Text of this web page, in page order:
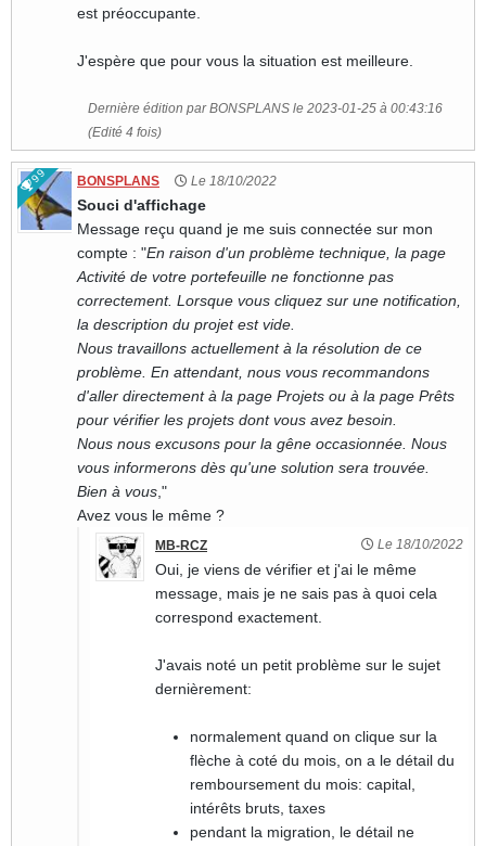
est préoccupante.
J'espère que pour vous la situation est meilleure.
Dernière édition par BONSPLANS le 2023-01-25 à 00:43:16
(Edité 4 fois)
99 BONSPLANS Le 18/10/2022
Souci d'affichage
Message reçu quand je me suis connectée sur mon
compte : "En raison d'un problème technique, la page
Activité de votre portefeuille ne fonctionne pas
correctement. Lorsque vous cliquez sur une notification,
la description du projet est vide.
Nous travaillons actuellement à la résolution de ce
problème. En attendant, nous vous recommandons
d'aller directement à la page Projets ou à la page Prêts
pour vérifier les projets dont vous avez besoin.
Nous nous excusons pour la gêne occasionnée. Nous
vous informerons dès qu'une solution sera trouvée.
Bien à vous,"
Avez vous le même ?
MB-RCZ Le 18/10/2022
Oui, je viens de vérifier et j'ai le même
message, mais je ne sais pas à quoi cela
correspond exactement.
J'avais noté un petit problème sur le sujet
dernièrement:
normalement quand on clique sur la
flèche à coté du mois, on a le détail du
remboursement du mois: capital,
intérêts bruts, taxes
pendant la migration, le détail ne